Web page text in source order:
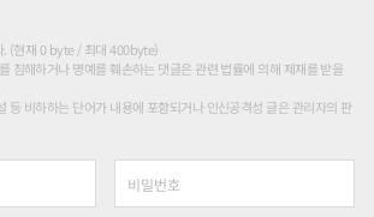
. (현재 0 byte / 최대 400byte)
침해하거나 명예를 훼손하는 댓글은 관련 법률에 의해 제재를 받을
등 비하하는 단어가 내용에 포함되거나 인신공격성 글은 관리자의 판